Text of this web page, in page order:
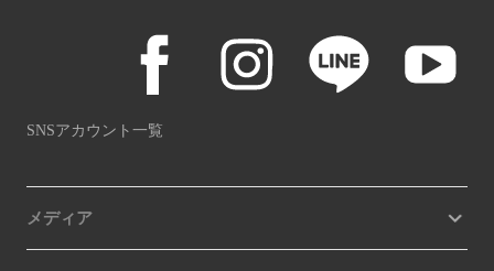
SNSアカウント一覧
メディア